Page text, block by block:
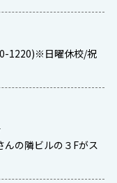
1220)※日曜休校/祝
んの隣ビルの３Fがス